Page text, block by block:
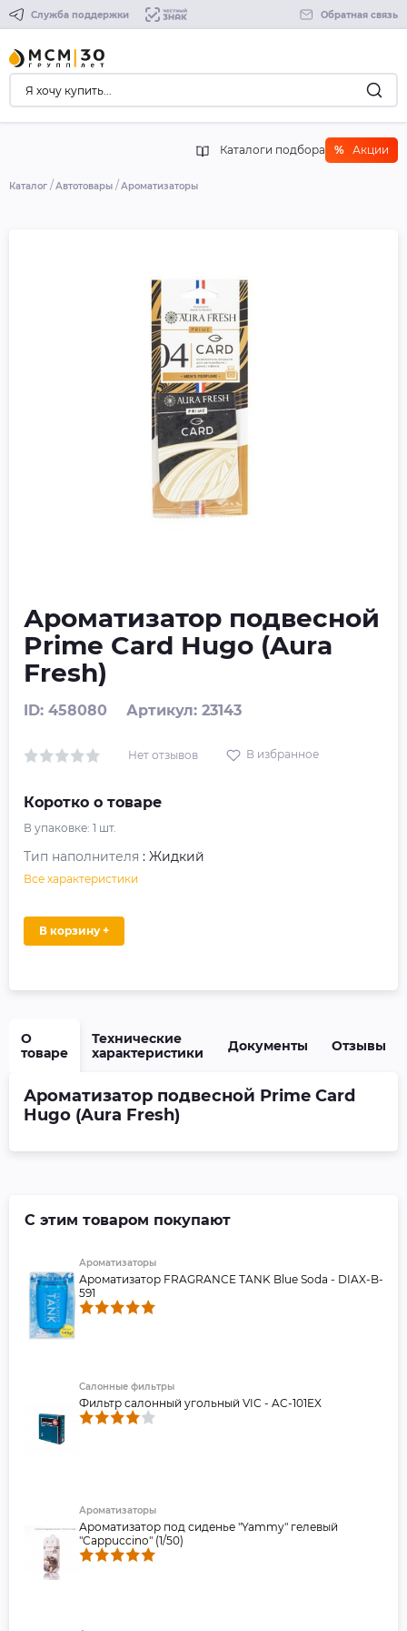
Служба поддержки Обратная связь
Каталоги подбора % Акции
Каталог Автотовары Ароматизаторы
Ароматизатор подвесной
Prime Card Hugo (Aura
Fresh)
ID: 458080 Артикул: 23143
Нет отзывов В избранное
Коротко о товаре
В упаковке: 1 шт.
Тип наполнителя : Жидкий
Все характеристики
В корзину +
О
товаре
Технические
характеристики
Документы Отзывы
Ароматизатор подвесной Prime Card
Hugo (Aura Fresh)
С этим товаром покупают
Ароматизаторы
Ароматизатор FRAGRANCE TANK Blue Soda - DIAX-B-
591
Салонные фильтры
Фильтр салонный угольный VIC - AC-101EX
Ароматизаторы
Ароматизатор под сиденье "Yammy" гелевый
"Cappuccino" (1/50)